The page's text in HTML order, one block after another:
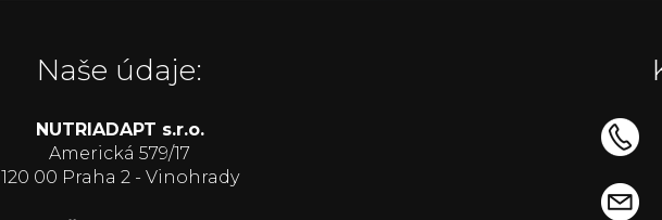
Naše údaje:
NUTRIADAPT s.r.o.
Americká 579/17
120 00 Praha 2 - Vinohrady